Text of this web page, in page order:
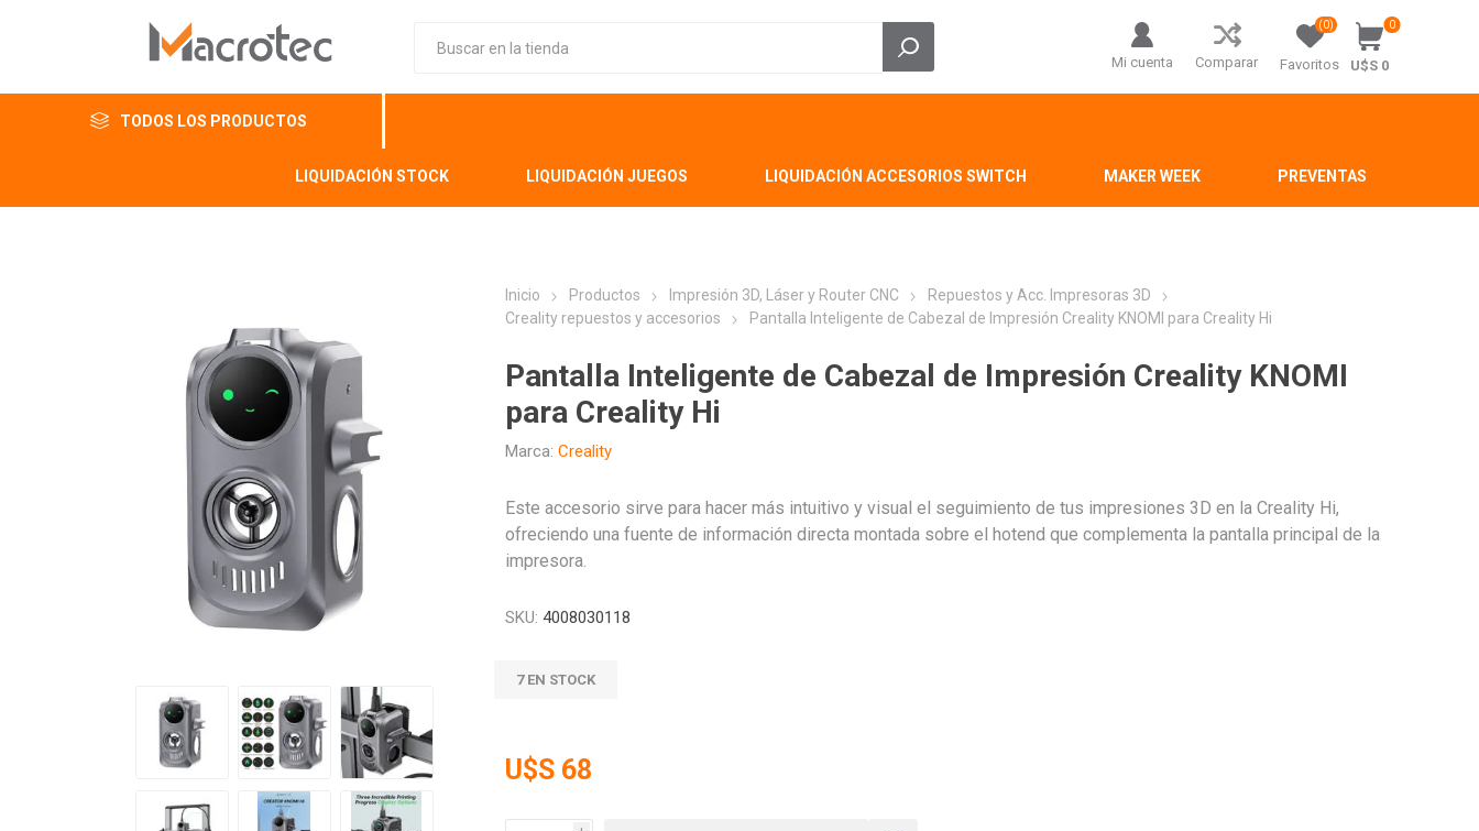
Mi cuenta Comparar Favoritos
(0) 0
U$S 0
TODOS LOS PRODUCTOS
LIQUIDACIÓN STOCK LIQUIDACIÓN JUEGOS LIQUIDACIÓN ACCESORIOS SWITCH MAKER WEEK PREVENTAS
Inicio Productos Impresión 3D, Láser y Router CNC
Repuestos y Acc. Impresoras 3D
Creality repuestos y accesorios
Pantalla Inteligente de Cabezal de Impresión Creality KNOMI para Creality Hi
Pantalla Inteligente de Cabezal de Impresión Creality KNOMI
para Creality Hi
Marca: Creality
Este accesorio sirve para hacer más intuitivo y visual el seguimiento de tus impresiones 3D en la Creality Hi,
ofreciendo una fuente de información directa montada sobre el hotend que complementa la pantalla principal de la
impresora.
SKU: 4008030118
7 EN STOCK
U$S 68